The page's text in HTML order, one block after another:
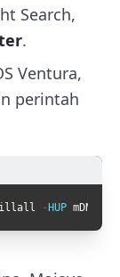
Search,
.
Ventura,
perintah
- HUP